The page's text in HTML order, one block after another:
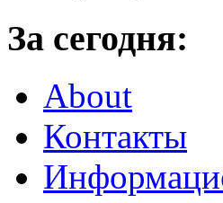
За сегодня:
About
Контакты